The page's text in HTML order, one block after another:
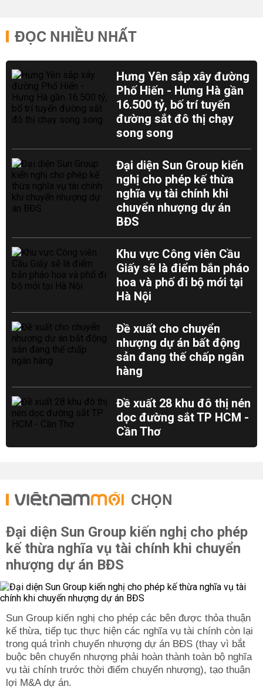
ĐỌC NHIỀU NHẤT
Hưng Yên sắp xây đường
Phố Hiến - Hưng Hà gần
16.500 tỷ, bố trí tuyến
đường sắt đô thị chạy
song song
Đại diện Sun Group kiến
nghị cho phép kế thừa
nghĩa vụ tài chính khi
chuyển nhượng dự án
BĐS
Khu vực Công viên Cầu
Giấy sẽ là điểm bắn pháo
hoa và phố đi bộ mới tại
Hà Nội
Đề xuất cho chuyển
nhượng dự án bất động
sản đang thế chấp ngân
hàng
Đề xuất 28 khu đô thị nén
dọc đường sắt TP HCM -
Cần Thơ
CHỌN
Đại diện Sun Group kiến nghị cho phép
kế thừa nghĩa vụ tài chính khi chuyển
nhượng dự án BĐS
Sun Group kiến nghị cho phép các bên được thỏa thuận
kế thừa, tiếp tục thực hiện các nghĩa vụ tài chính còn lại
trong quá trình chuyển nhượng dự án BĐS (thay vì bắt
buộc bên chuyển nhượng phải hoàn thành toàn bộ nghĩa
vụ tài chính trước thời điểm chuyển nhượng), tạo thuận
lợi M&A dự án.